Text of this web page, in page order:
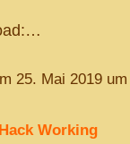
25. Mai 2019
Working